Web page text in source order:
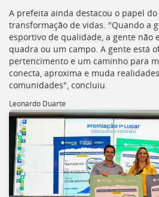
A prefeita ainda destacou o papel
transformação de vidas. "Quando a
esportivo de qualidade, a gente não
quadra ou um campo. A gente está
pertencimento e um caminho para
conecta, aproxima e muda
comunidades", concluiu.
Leonardo Duarte